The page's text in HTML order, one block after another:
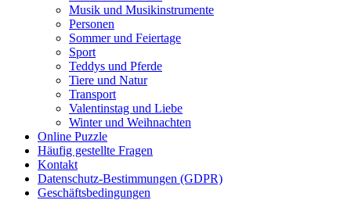
Märchen und Feen
Musik und Musikinstrumente
Sommer und Feiertage
Teddys und Pferde
Tiere und Natur
Musik und Musikinstrumente
Personen
Sommer und Feiertage
Sport
Teddys und Pferde
Tiere und Natur
Transport
Valentinstag und Liebe
Winter und Weihnachten
Online Puzzle
Häufig gestellte Fragen
Kontakt
Datenschutz-Bestimmungen (GDPR)
Geschäftsbedingungen